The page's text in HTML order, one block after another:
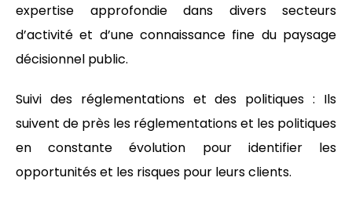
expertise approfondie dans divers secteurs
d’activité et d’une connaissance fine du paysage
décisionnel public.
Suivi des réglementations et des politiques : Ils
suivent de près les réglementations et les politiques
en constante évolution pour identifier les
opportunités et les risques pour leurs clients.